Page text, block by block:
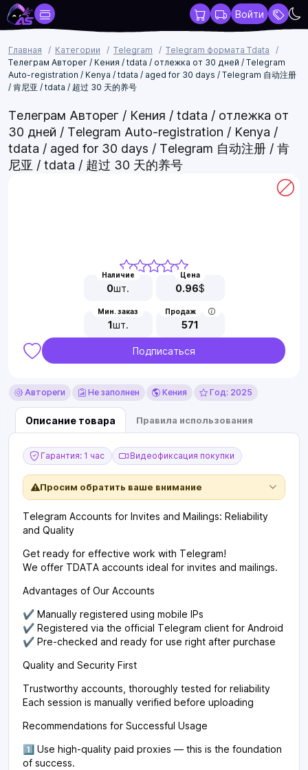
Войти
Главная Категории Telegram
Telegram формата Tdata
Телеграм Авторег / Кения / tdata / отлежка от 30 дней / Telegram
Auto-registration / Kenya / tdata / aged for 30 days / Telegram 自动注册
/ 肯尼亚 / tdata / 超过 30 天的养号
Телеграм Авторег / Кения / tdata / отлежка от
30 дней / Telegram Auto-registration / Kenya /
tdata / aged for 30 days / Telegram 自动注册 / 肯
尼亚 / tdata / 超过 30 天的养号
Наличие
0шт.
Цена
0.96$
Мин. заказ
1шт.
Продаж
571
Подписаться
Автореги Не заполнен Кения Год: 2025
Описание товара Правила использования
Гарантия: 1 час Видеофиксация покупки
Просим обратить ваше внимание
Telegram Accounts for Invites and Mailings: Reliability
and Quality
Get ready for effective work with Telegram!
We offer TDATA accounts ideal for invites and mailings.
Advantages of Our Accounts
✔️ Manually registered using mobile IPs
✔️ Registered via the official Telegram client for Android
✔️ Pre-checked and ready for use right after purchase
Quality and Security First
Trustworthy accounts, thoroughly tested for reliability
Each session is manually verified before uploading
Recommendations for Successful Usage
1️⃣ Use high-quality paid proxies — this is the foundation
of success.